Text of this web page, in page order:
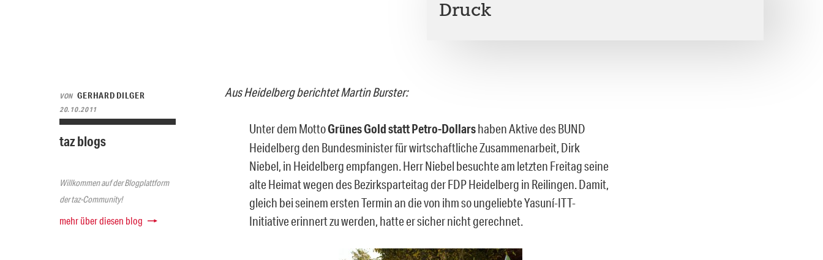
Druck
VON GERHARD DILGER
20.10.2011
taz blogs
Willkommen auf der Blogplattform
der taz-Community!
mehr über diesen blog
Aus Heidelberg berichtet Martin Burster:
Unter dem MottoGrünes Gold statt Petro-Dollarshaben Aktive des BUND
Heidelberg den Bundesminister für wirtschaftliche Zusammenarbeit, Dirk
Niebel, in Heidelberg empfangen. Herr Niebel besuchte am letzten Freitag seine
alte Heimat wegen des Bezirksparteitag der FDP Heidelberg in Reilingen. Damit,
gleich bei seinem ersten Termin an die von ihm so ungeliebte Yasuní-ITT-
Initiative erinnert zu werden, hatte er sicher nicht gerechnet.